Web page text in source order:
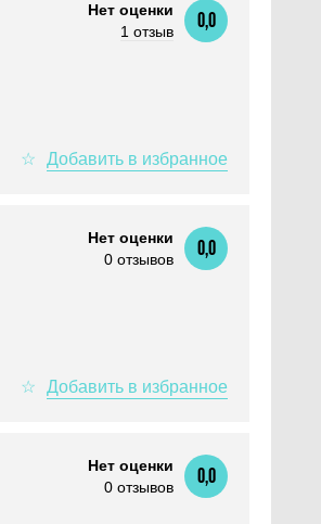
Нет оценки
1 отзыв
0,0
Нет оценки
0 отзывов
0,0
Нет оценки
0 отзывов
0,0